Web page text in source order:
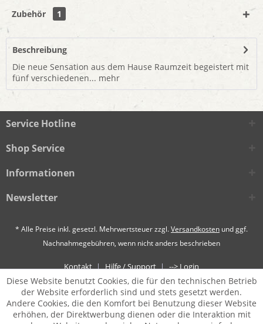
Zubehör 1
Beschreibung
Die neue Sensation aus dem Hause Raumzeit begeistert mit
fünf verschiedenen... mehr
Service Hotline
Shop Service
Informationen
Newsletter
* Alle Preise inkl. gesetzl. Mehrwertsteuer zzgl.Versandkosten und ggf.
Nachnahmegebühren, wenn nicht anders beschrieben
Kontakt Hilfe / Support --> Login
Diese Website benutzt Cookies, die für den technischen Betrieb
der Website erforderlich sind und stets gesetzt werden.
Andere Cookies, die den Komfort bei Benutzung dieser Website
erhöhen, der Direktwerbung dienen oder die Interaktion mit